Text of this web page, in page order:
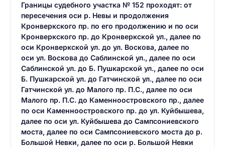
Границы судебного участка № 152 проходят: от
пересечения оси р. Невы и продолжения
Кронверкского пр. по его продолжению и по оси
Кронверкского пр. до Кронверкской ул., далее по
оси Кронверкской ул. до ул. Воскова, далее по
оси ул. Воскова до Саблинской ул., далее по оси
Саблинской ул. до Б. Пушкарской ул., далее по оси
Б. Пушкарской ул. до Гатчинской ул., далее по оси
Гатчинской ул. до Малого пр. П.С., далее по оси
Малого пр. П.С. до Каменноостровского пр., далее
по оси Каменноостровского пр. до ул. Куйбышева,
далее по оси ул. Куйбышева до Сампсониевского
моста, далее по оси Сампсониевского моста до р.
Большой Невки, далее по оси р. Большой Невки